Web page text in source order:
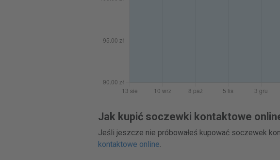
Jak kupić soczewki kontaktowe
Jeśli jeszcze nie próbowałeś kupować soczewek
kontaktowe online.